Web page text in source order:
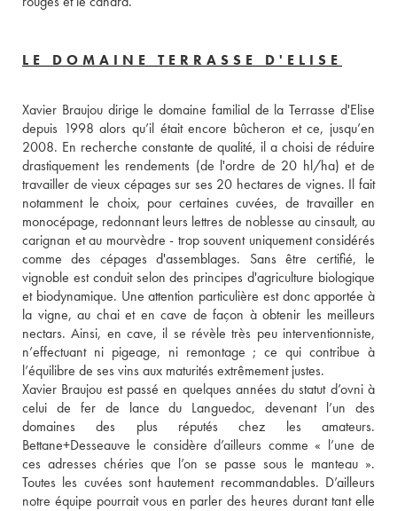
LE DOMAINE TERRASSE D'ELISE
Xavier Braujou dirige le domaine familial de la Terrasse d'Elise
depuis 1998 alors qu’il était encore bûcheron et ce, jusqu’en
2008. En recherche constante de qualité, il a choisi de réduire
drastiquement les rendements (de l'ordre de 20 hl/ha) et de
travailler de vieux cépages sur ses 20 hectares de vignes. Il fait
notamment le choix, pour certaines cuvées, de travailler en
monocépage, redonnant leurs lettres de noblesse au cinsault, au
carignan et au mourvèdre - trop souvent uniquement considérés
comme des cépages d'assemblages. Sans être certifié, le
vignoble est conduit selon des principes d'agriculture biologique
et biodynamique. Une attention particulière est donc apportée à
la vigne, au chai et en cave de façon à obtenir les meilleurs
nectars. Ainsi, en cave, il se révèle très peu interventionniste,
n’effectuant ni pigeage, ni remontage ; ce qui contribue à
l’équilibre de ses vins aux maturités extrêmement justes.
Xavier Braujou est passé en quelques années du statut d’ovni à
celui de fer de lance du Languedoc, devenant l’un des
domaines des plus réputés chez les amateurs.
Bettane+Desseauve le considère d’ailleurs comme « l’une de
ces adresses chéries que l’on se passe sous le manteau ».
Toutes les cuvées sont hautement recommandables. D’ailleurs
notre équipe pourrait vous en parler des heures durant tant elle